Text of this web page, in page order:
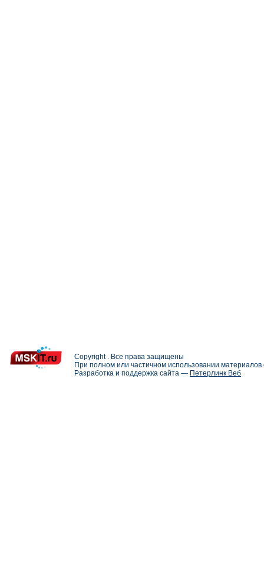
Copyright . Все права защищены
При полном или частичном использовании
Разработка и поддержка сайта — Петерлинк Веб